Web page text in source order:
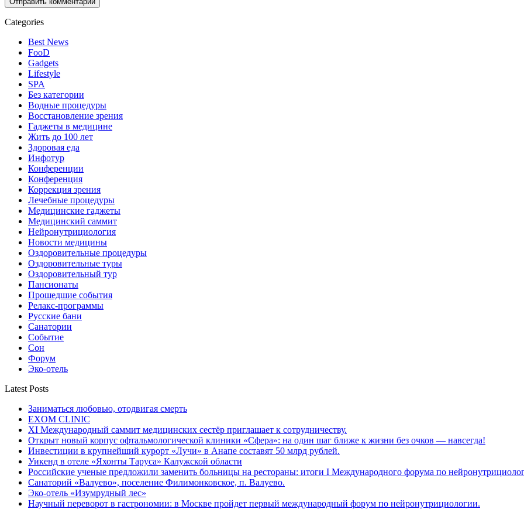
Categories
Best News
FooD
Gadgets
Lifestyle
SPA
Без категории
Водные процедуры
Восстановление зрения
Гаджеты в медицине
Жить до 100 лет
Здоровая еда
Инфотур
Конференции
Конференция
Коррекция зрения
Лечебные процедуры
Медицинские гаджеты
Медицинский саммит
Нейронутрициология
Новости медицины
Оздоровительные процедуры
Оздоровительные туры
Оздоровительный тур
Пансионаты
Прошедшие события
Релакс-программы
Русские бани
Санатории
Событие
Сон
Форум
Эко-отель
Latest Posts
Заниматься любовью, отодвигая смерть
EXOM CLINIC
XI Международный саммит медицинских сестёр приглашает к сотрудничеству.
Открыт новый корпус офтальмологической клиники «Сфера»: на один шаг ближе к жизни без очков — навсегда!
Инвестиции в крупнейший курорт «Лучи» в Анапе составят 50 млрд рублей.
Уикенд в отеле «Яхонты Таруса» Калужской области
Российские ученые предложили заменить больницы на рестораны: итоги I Международного форума по
Санаторий «Валуево», поселение Филимонковское, п. Валуево.
Эко-отель «Изумрудный лес»
Научный переворот в гастрономии: в Москве пройдет первый международный форум по нейронутрициологии.